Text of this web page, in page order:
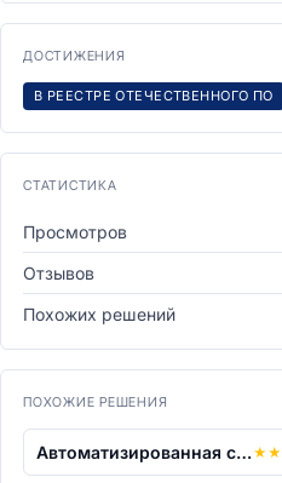
ДОСТИЖЕНИЯ
В РЕЕСТРЕ ОТЕЧЕСТВЕННОГО ПО
СТАТИСТИКА
Просмотров
Отзывов
Похожих решений
ПОХОЖИЕ РЕШЕНИЯ
Автоматизированная система информирова...★ ★